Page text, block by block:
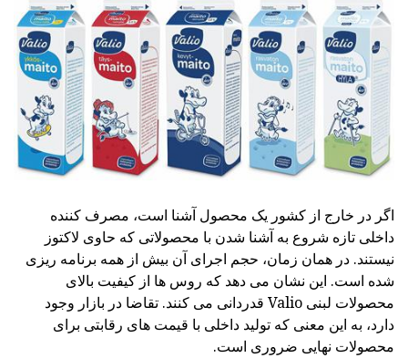
اگر در خارج از کشور یک محصول آشنا است، مصرف کننده
داخلی تازه شروع به آشنا شدن با محصولاتی که حاوی لاکتوز
نیستند. در همان زمان، حجم اجرای آن بیش از همه برنامه ریزی
شده است. این نشان می دهد که روس ها از کیفیت بالای
محصولات لبنی Valio قدردانی می کنند. تقاضا در بازار وجود
دارد، به این معنی که تولید داخلی با قیمت های رقابتی برای
محصولات نهایی ضروری است.